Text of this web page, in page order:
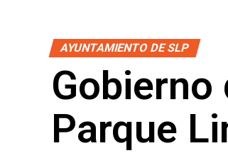
AYUNTAMIENTO DE SLP
Parque